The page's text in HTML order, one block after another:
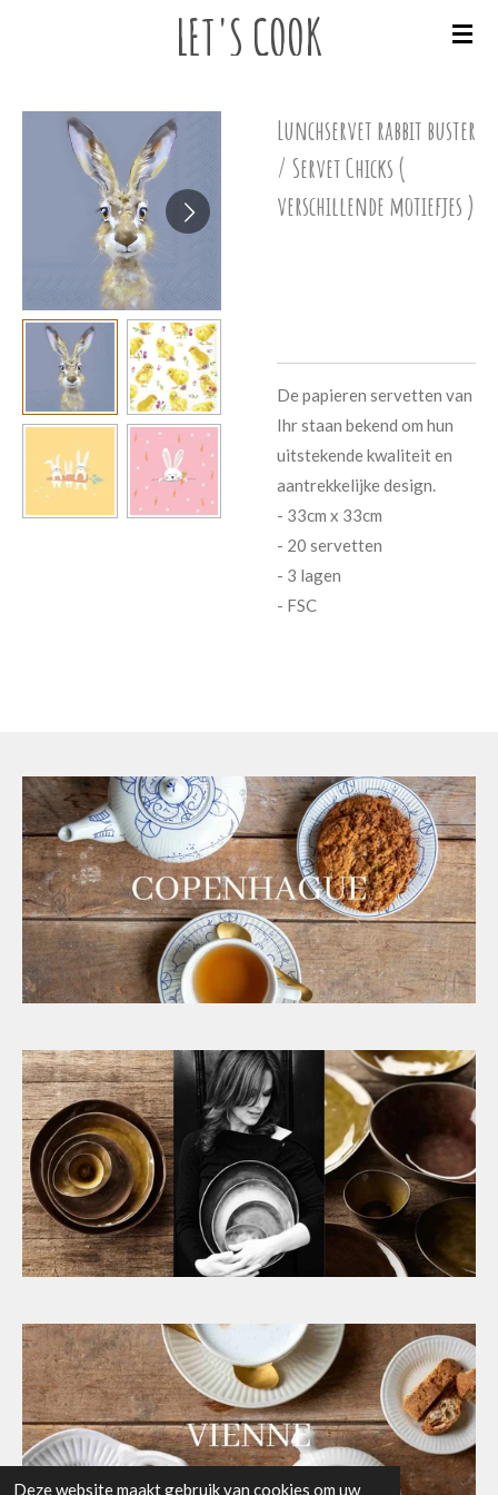
Deze website maakt gebruik van cookies om uw
de
hoofdinhoud
LET'S COOK
Lunchservet rabbit buster
/ Servet Chicks (
verschillende motiefjes )
De papieren servetten van
Ihr staan bekend om hun
uitstekende kwaliteit en
aantrekkelijke design.
- 33cm x 33cm
- 20 servetten
- 3 lagen
- FSC